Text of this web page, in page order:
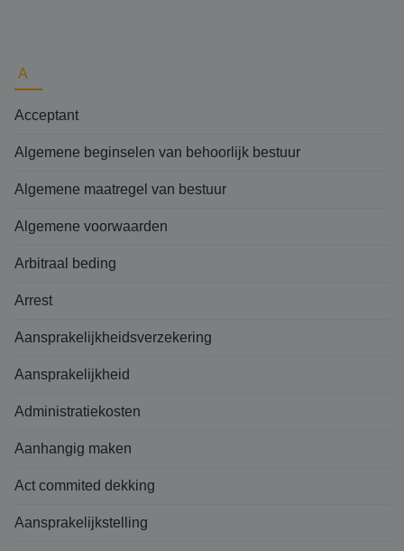
A
Acceptant
Algemene beginselen van behoorlijk bestuur
Algemene maatregel van bestuur
Algemene voorwaarden
Arbitraal beding
Arrest
Aansprakelijkheidsverzekering
Aansprakelijkheid
Administratiekosten
Aanhangig maken
Act commited dekking
Aansprakelijkstelling